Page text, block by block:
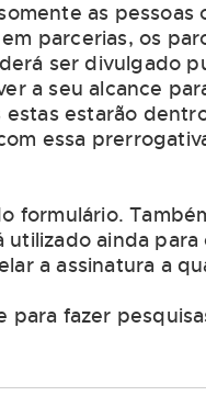
as pessoas
parcerias, os
ser divulgado
a seu alcance
estarão
essa
formulário.
ainda para
a assinatura a
fazer